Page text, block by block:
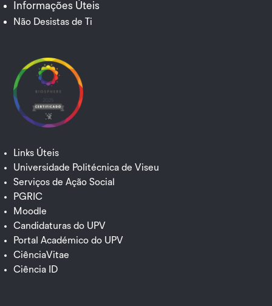
Informações Úteis
Não Desistas de Ti
Links Úteis
Universidade Politécnica de Viseu
Serviços de Ação Social
PGRIC
Moodle
Candidaturas do UPV
Portal Académico do UPV
CiênciaVitae
Ciência ID